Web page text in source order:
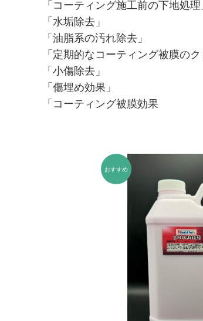
【エタノール脱脂剤】
ガラス撥水剤 / ガラス研磨剤
内装コーティング
内窓クリーナー
マイクロヴァージンクロス
【クレンジング】 下処理-雨ジミ除去-保護
【ホイールクリーナー】鉄粉除去剤
MFスポンジ＆手がけバフ・他
「コーティング施工前の下地処理
「水垢除去」
「油脂系の汚れ除去」
「定期的なコーティング被膜のク
「小傷除去」
「傷埋め効果」
「コーティング被膜効果